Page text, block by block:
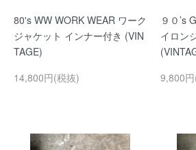
80's WW WORK WEAR ワーク
ジャケット インナー付き (VIN
TAGE)
14,800円(税抜)
９０’s
イロン
9,800